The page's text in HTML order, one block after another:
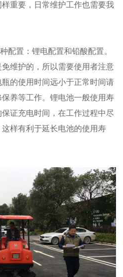
重要，日常维护工作也需要我
配置：锂电配置和铅酸配置。
维护的，所以需要使用者注意
的使用时间远小于正常时间请
养等工作。锂电池一般使用寿
证充电时间，在工作过程中尽
样有利于延长电池的使用寿